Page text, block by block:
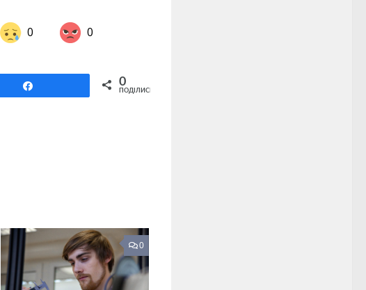
0 0
Share on Twitter 0
ПОДІЛИСЬ
0